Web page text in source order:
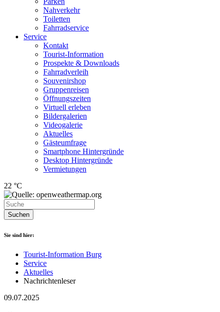
Nahverkehr
Toiletten
Fahrradservice
Service
Kontakt
Tourist-Information
Prospekte & Downloads
Fahrradverleih
Souvenirshop
Gruppenreisen
Öffnungszeiten
Virtuell erleben
Bildergalerien
Videogalerie
Aktuelles
Gästeumfrage
Smartphone Hintergründe
Desktop Hintergründe
Vermietungen
22 °C
Suchen
Sie sind hier:
Tourist-Information Burg
Service
Aktuelles
Nachrichtenleser
09.07.2025